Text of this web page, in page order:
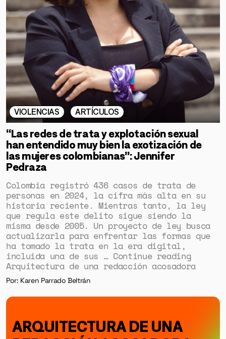
VIOLENCIAS ARTÍCULOS
“Las redes de trata y explotación sexual
han entendido muy bien la exotización de
las mujeres colombianas”: Jennifer
Pedraza
Colombia registró 436 casos de trata de
personas en 2024, la cifra más alta en su
historia reciente. Mientras tanto, la ley
que regula este delito sigue siendo la
misma desde 2005. Un proyecto de ley busca
actualizarla para enfrentar las formas que
ha tomado la trata en la era digital,
incluida una de sus … Continue reading
Arquitectura de una redacción acosadora
Por: Karen Parrado Beltrán
ARQUITECTURA DE UNA